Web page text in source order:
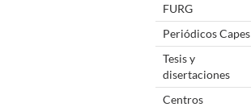
FURG
Periódicos Capes
Tesis y
disertaciones
Centros